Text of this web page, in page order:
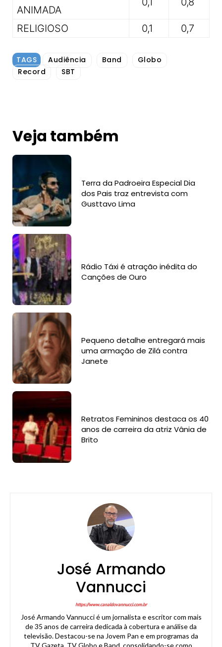
ANIMADA
RELIGIOSO 0,1 0,7
TAGS Audiência Band
Globo
Record
SBT
Veja também
Terra da Padroeira Especial Dia
dos Pais traz entrevista com
Gusttavo Lima
Rádio Táxi é atração inédita do
Canções de Ouro
Pequeno detalhe entregará mais
uma armação de Zilá contra
Janete
Retratos Femininos destaca os 40
anos de carreira da atriz Vânia de
Brito
José Armando
Vannucci
https://www.canaldovannucci.com.br
José Armando Vannucci é um jornalista e escritor com mais
de 35 anos de carreira dedicada à cobertura e análise da
televisão. Destacou-se na Jovem Pan e em programas da
TV Gazeta, TV Globo e Band, consolidando-se como